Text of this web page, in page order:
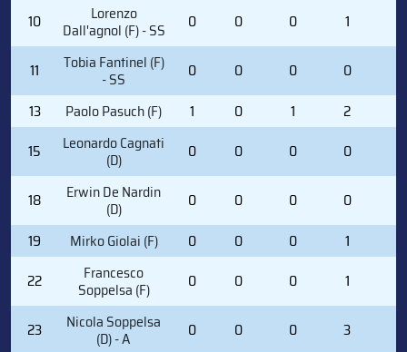
10 Lorenzo
Dall'agnol (F) - SS 0 0 0 1
11 Tobia Fantinel (F)
- SS 0 0 0 0
13
Paolo Pasuch (F) 1 0 1 2
15
Leonardo Cagnati
(D) 0 0 0 0
18 Erwin De Nardin
(D) 0 0 0 0
19
Mirko Giolai (F) 0 0 0 1
22
Francesco
Soppelsa (F) 0 0 0 1
23 Nicola Soppelsa
(D) - A 0 0 0 3